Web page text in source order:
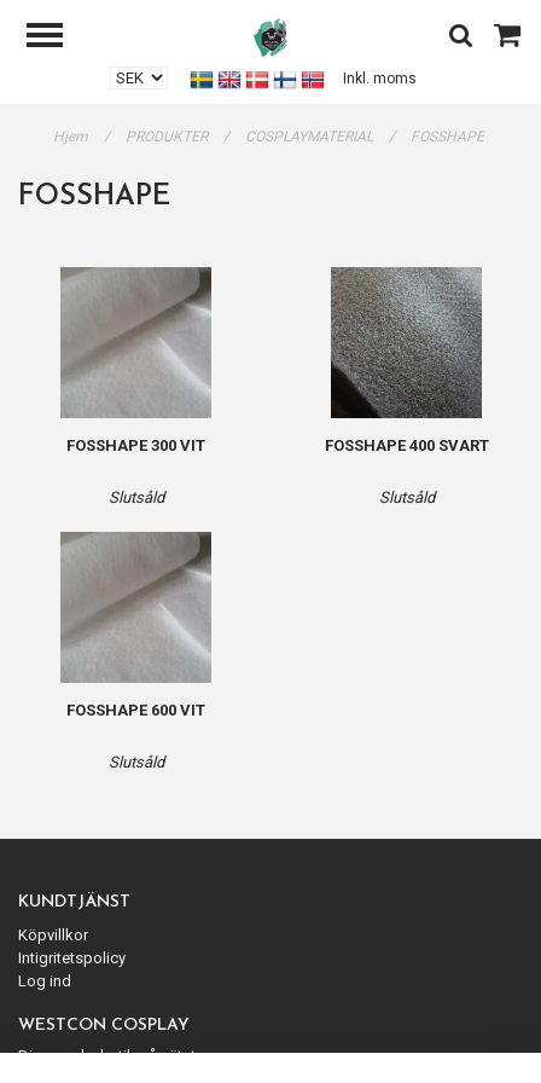
Inkl. moms
Hjem / PRODUKTER / COSPLAYMATERIAL / FOSSHAPE
FOSSHAPE
FOSSHAPE 300 VIT
Slutsåld
FOSSHAPE 400 SVART
Slutsåld
FOSSHAPE 600 VIT
Slutsåld
KUNDTJÄNST
Köpvillkor
Intigritetspolicy
Log ind
WESTCON COSPLAY
Din cosplaybutik på nätet